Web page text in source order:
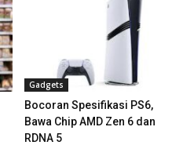
Gadgets
Bocoran Spesifikasi PS6,
Bawa Chip AMD Zen 6 dan
RDNA 5